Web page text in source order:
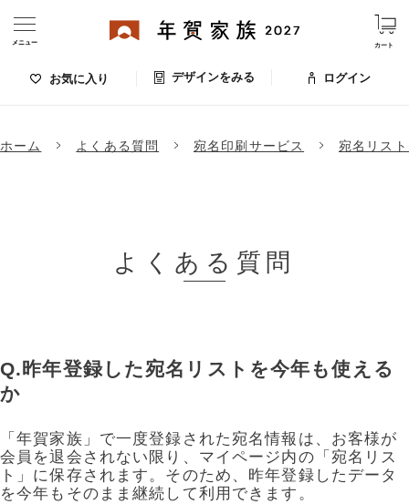
お気に入り デザインをみる
カート
ログイン
メニュー
ご利用ガイド
サービス詳細
はがきの常識・マナー
ホーム よくある質問 宛名印刷サービス 宛名リス
よくある質問
昨年登録した宛名リストを今年も使える
か
「年賀家族」で一度登録された宛名情報は、お客様が
会員を退会されない限り、マイページ内の「宛名リス
ト」に保存されます。そのため、昨年登録したデータ
を今年もそのまま継続して利用できます。